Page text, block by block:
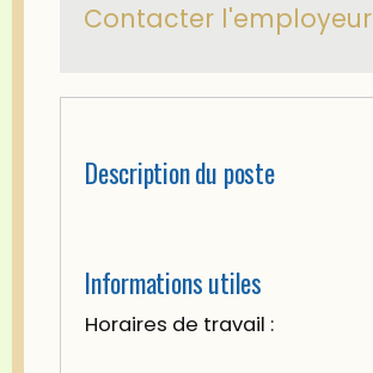
Contacter l'employeur
Description du poste
Informations utiles
Horaires de travail :